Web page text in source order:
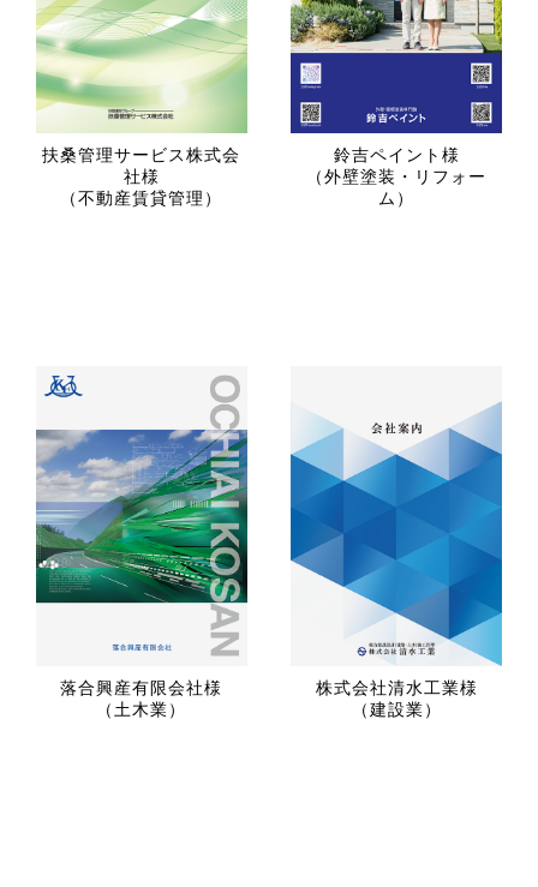
扶桑管理サービス株式会
社様
（不動産賃貸管理）
鈴吉ペイント様
（外壁塗装・リフォー
ム）
落合興産有限会社様
（土木業）
株式会社清水工業様
（建設業）